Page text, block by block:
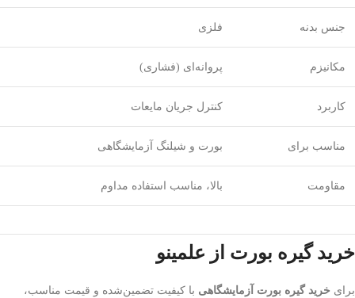
جنس بدنه فلزی
مکانیزم پروانه‌ای (فشاری)
کاربرد کنترل جریان مایعات
مناسب برای بورت و شیلنگ آزمایشگاهی
مقاومت بالا، مناسب استفاده مداوم
خرید گیره بورت از علمینو
برای خرید گیره بورت آزمایشگاهی با کیفیت تضمین‌شده و قیمت مناسب،